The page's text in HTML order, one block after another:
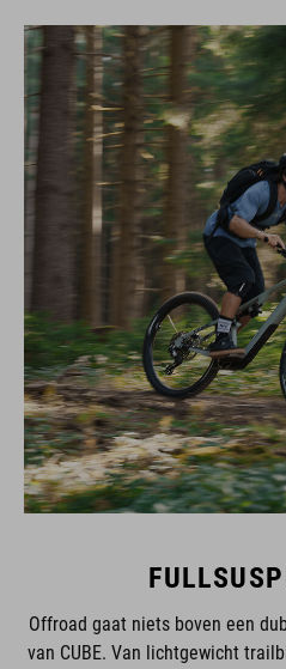
Offroad gaat niets boven een
van CUBE. Van lichtgewicht